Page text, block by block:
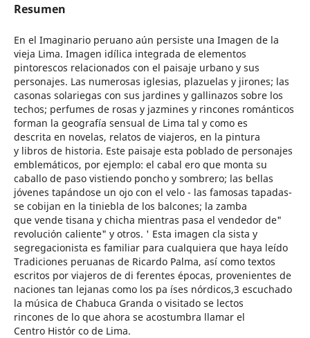
Resumen
En el Imaginario peruano aún persiste una Imagen de la
vieja Lima. Imagen idílica integrada de elementos
pintorescos relacionados con el paisaje urbano y sus
personajes. Las numerosas iglesias, plazuelas y jirones; las
casonas solariegas con sus jardines y gallinazos sobre los
techos; perfumes de rosas y jazmines y rincones románticos
forman la geografía sensual de Lima tal y como es
descrita en novelas, relatos de viajeros, en la pintura
y libros de historia. Este paisaje esta poblado de personajes
emblemáticos, por ejemplo: el cabal ero que monta su
caballo de paso vistiendo poncho y sombrero; las bellas
jóvenes tapándose un ojo con el velo - las famosas tapadas-
se cobijan en la tiniebla de los balcones; la zamba
que vende tisana y chicha mientras pasa el vendedor de"
revolución caliente" y otros. ' Esta imagen cla sista y
segregacionista es familiar para cualquiera que haya leído
Tradiciones peruanas de Ricardo Palma, así como textos
escritos por viajeros de di ferentes épocas, provenientes de
naciones tan lejanas como los pa íses nórdicos,3 escuchado
la música de Chabuca Granda o visitado se lectos
rincones de lo que ahora se acostumbra llamar el
Centro Histór co de Lima.